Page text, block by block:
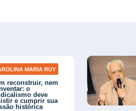
MARIA RUY
reconstruir, nem
o
deve
e cumprir sua
histórica